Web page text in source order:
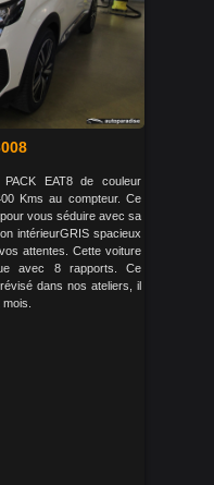
EAT8 de couleur
Kms au compteur. Ce
vous séduire avec sa
intérieurGRIS spacieux
attentes. Cette voiture
avec 8 rapports. Ce
dans nos ateliers, il